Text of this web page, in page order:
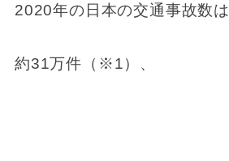
2020年の日本の交通事故数は
約31万件（※1）、